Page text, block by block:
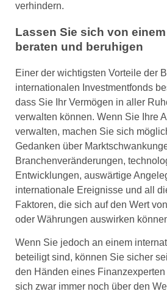
verhindern.
Lassen Sie sich von
beraten und beruhigen
Einer der wichtigsten Vorteile der
internationalen Investmentfonds
dass Sie Ihr Vermögen in aller
verwalten können. Wenn Sie Ihre
verwalten, machen Sie sich
Gedanken über
Branchenveränderungen,
Entwicklungen, auswärtige
internationale Ereignisse und all
Faktoren, die sich auf den Wert
oder Währungen auswirken
Wenn Sie jedoch an einem
beteiligt sind, können Sie sicher
den Händen eines
sich zwar immer noch über den